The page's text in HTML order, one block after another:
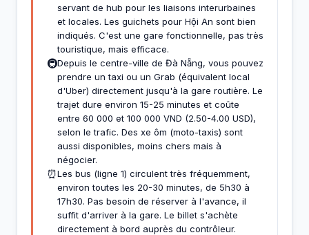
servant de hub pour les liaisons interurbaines
et locales. Les guichets pour Hội An sont bien
indiqués. C'est une gare fonctionnelle, pas très
touristique, mais efficace.
🚇Depuis le centre-ville de Đà Nẵng, vous pouvez
prendre un taxi ou un Grab (équivalent local
d'Uber) directement jusqu'à la gare routière. Le
trajet dure environ 15-25 minutes et coûte
entre 60 000 et 100 000 VND (2.50-4.00 USD),
selon le trafic. Des xe ôm (moto-taxis) sont
aussi disponibles, moins chers mais à
négocier.
⏰Les bus (ligne 1) circulent très fréquemment,
environ toutes les 20-30 minutes, de 5h30 à
17h30. Pas besoin de réserver à l'avance, il
suffit d'arriver à la gare. Le billet s'achète
directement à bord auprès du contrôleur.